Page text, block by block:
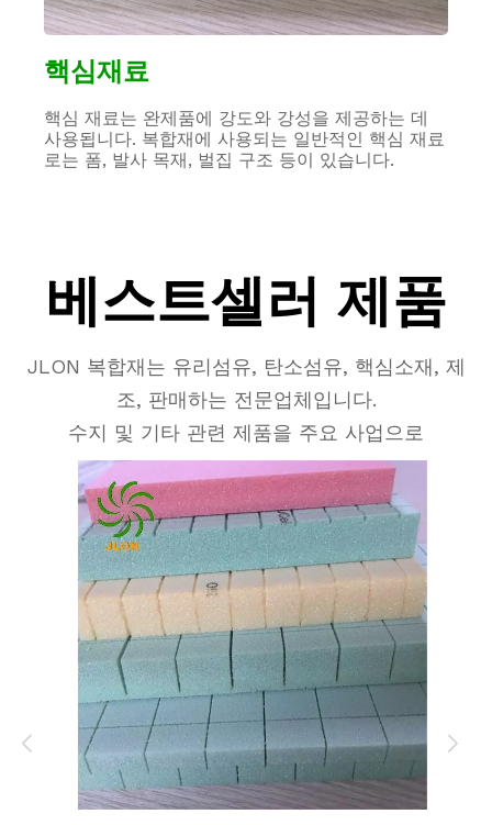
핵심재료
핵심 재료는 완제품에 강도와 강성을 제공하는 데
사용됩니다. 복합재에 사용되는 일반적인 핵심 재료
로는 폼, 발사 목재, 벌집 구조 등이 있습니다.
베스트셀러 제품
JLON 복합재는 유리섬유, 탄소섬유, 핵심소재, 제
조, 판매하는 전문업체입니다.
수지 및 기타 관련 제품을 주요 사업으로